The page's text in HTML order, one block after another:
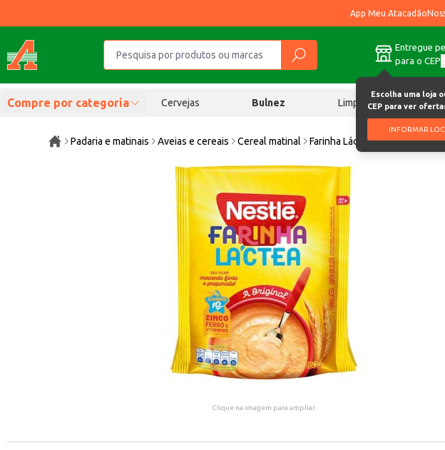
App Meu Atacadão
Entregue
para o CEP
Escolha uma loja
CEP para ver
INFORMAR
Compre por categoria Cervejas Bulnez Limpeza
Padaria e matinais Aveias e cereais Cereal matinal Farinha Láctea Nestlé 160g
Clique na imagem para ampliar.